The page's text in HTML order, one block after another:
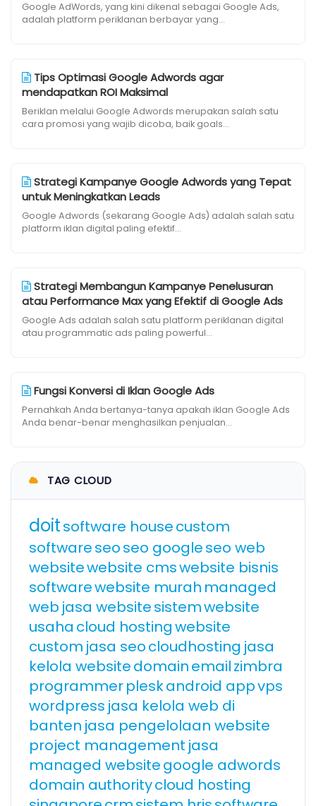
Google AdWords, yang kini dikenal sebagai Google Ads,
adalah platform periklanan berbayar yang...
Tips Optimasi Google Adwords agar
mendapatkan ROI Maksimal
Beriklan melalui Google Adwords merupakan salah satu
cara promosi yang wajib dicoba, baik goals...
Strategi Kampanye Google Adwords yang Tepat
untuk Meningkatkan Leads
Google Adwords (sekarang Google Ads) adalah salah satu
platform iklan digital paling efektif...
Strategi Membangun Kampanye Penelusuran
atau Performance Max yang Efektif di Google Ads
Google Ads adalah salah satu platform periklanan digital
atau programmatic ads paling powerful...
Fungsi Konversi di Iklan Google Ads
Pernahkah Anda bertanya-tanya apakah iklan Google Ads
Anda benar-benar menghasilkan penjualan...
TAG CLOUD
doitsoftware housecustom
softwareseoseo googleseo web
websitewebsite cmswebsite bisnis
softwarewebsite murah managed
web jasa websitesistemwebsite
usaha cloud hostingwebsite
custom jasa seocloudhosting jasa
kelola websitedomainemailzimbra
programmerpleskandroid appvps
wordpress jasa kelola web di
banten jasa pengelolaan website
project management jasa
managed websitegoogle adwords
domain authoritycloud hosting